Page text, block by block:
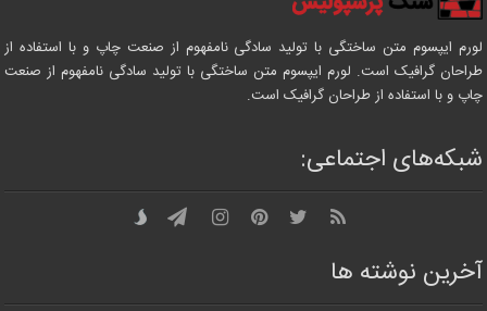
لورم ایپسوم متن ساختگی با تولید سادگی نامفهوم از صنعت چاپ و با استفاده از
طراحان گرافیک است. لورم ایپسوم متن ساختگی با تولید سادگی نامفهوم از صنعت
چاپ و با استفاده از طراحان گرافیک است.
شبکه‌های اجتماعی:
آخرین نوشته ها